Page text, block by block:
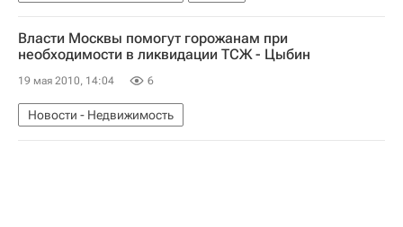
Власти Москвы помогут горожанам при
необходимости в ликвидации ТСЖ - Цыбин
19 мая 2010, 14:04 6
Новости - Недвижимость